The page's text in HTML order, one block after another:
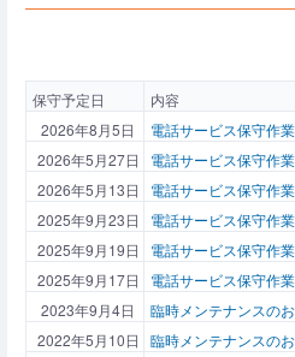
保守予定日
内容
2026年8月5日
電話サービス保守作
2026年5月27日
電話サービス保守作
2026年5月13日
電話サービス保守作
2025年9月23日
電話サービス保守作
2025年9月19日
電話サービス保守作
2025年9月17日
電話サービス保守作
2023年9月4日
臨時メンテナンスの
2022年5月10日
臨時メンテナンスの